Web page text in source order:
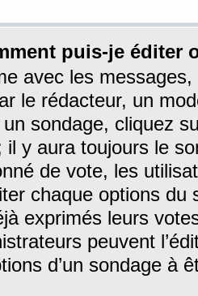
puis-je éditer
avec les
le rédacteur, un
sondage, cliquez
il y aura toujours le
de vote, les
chaque options du
exprimés leurs
peuvent
d’un sondage à